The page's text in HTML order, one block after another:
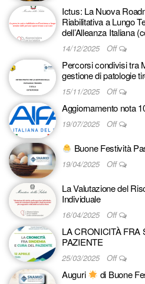
Ictus: La Nuova
Riabilitativa a Lungo
dell’Alleanza Italiana
14/12/2025 Off
Percorsi condivisi tra
gestione di patologie
15/11/2025 Off
Aggiornamento nota
19/07/2025 Off
Buone Festività
19/04/2025 Off
La Valutazione del
Individuale
16/04/2025 Off
LA CRONICITÀ FRA
PAZIENTE
25/03/2025 Off
Auguri di Buone